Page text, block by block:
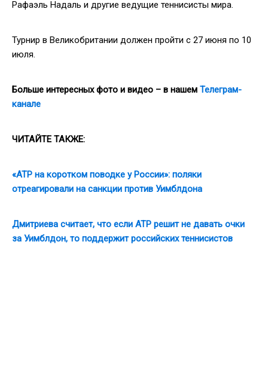
Рафаэль Надаль и другие ведущие теннисисты мира.
Турнир в Великобритании должен пройти с 27 июня по 10
июля.
Больше интересных фото и видео – в нашем Телеграм-
канале
ЧИТАЙТЕ ТАКЖЕ:
«ATP на коротком поводке у России»: поляки
отреагировали на санкции против Уимблдона
Дмитриева считает, что если ATP решит не давать очки
за Уимблдон, то поддержит российских теннисистов